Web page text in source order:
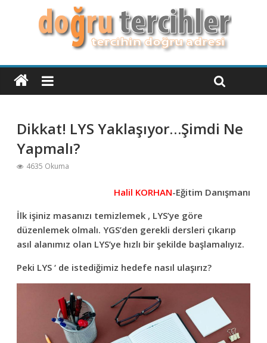
Dikkat! LYS Yaklaşıyor…Şimdi Ne
Yapmalı?
4635 Okuma
Halil KORHAN-Eğitim Danışmanı
İlk işiniz masanızı temizlemek , LYS’ye göre
düzenlemek olmalı. YGS’den gerekli dersleri çıkarıp
asıl alanımız olan LYS’ye hızlı bir şekilde başlamalıyız.
Peki LYS ‘ de istediğimiz hedefe nasıl ulaşırız?